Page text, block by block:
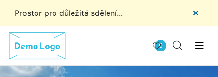
Prostor pro důležitá sdělení...
0